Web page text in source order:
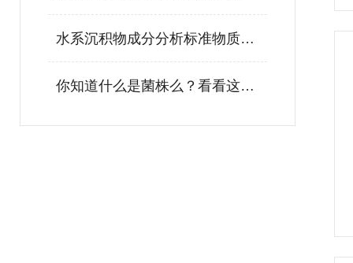
水系沉积物成分分析标准物质在科学研究中的应用
你知道什么是菌株么？看看这些吧